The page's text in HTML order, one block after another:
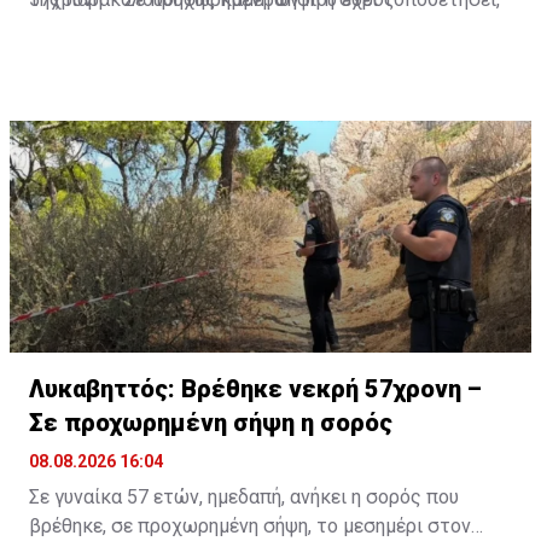
Λυκαβηττός: Βρέθηκε νεκρή 57χρονη –
Σε προχωρημένη σήψη η σορός
08.08.2026 16:04
Σε γυναίκα 57 ετών, ημεδαπή, ανήκει η σορός που
βρέθηκε, σε προχωρημένη σήψη, το μεσημέρι στον